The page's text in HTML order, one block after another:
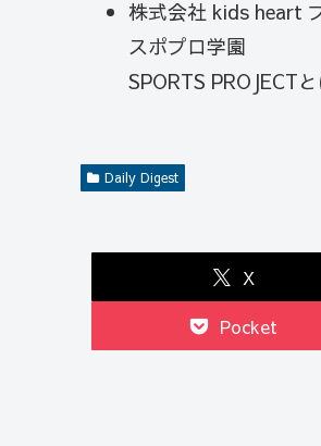
株式会社 kids heart
スポプロ学園
SPORTS PROJECT
Daily Digest
X
Pocket